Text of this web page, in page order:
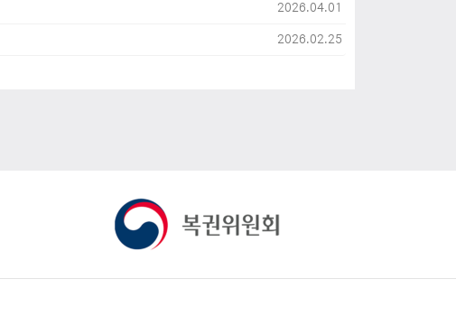
2026.04.01
2026.02.25